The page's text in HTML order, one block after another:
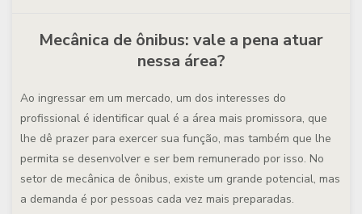
Mecânica de ônibus: vale a pena atuar
nessa área?
Ao ingressar em um mercado, um dos interesses do
profissional é identificar qual é a área mais promissora, que
lhe dê prazer para exercer sua função, mas também que lhe
permita se desenvolver e ser bem remunerado por isso. No
setor de mecânica de ônibus, existe um grande potencial, mas
a demanda é por pessoas cada vez mais preparadas.